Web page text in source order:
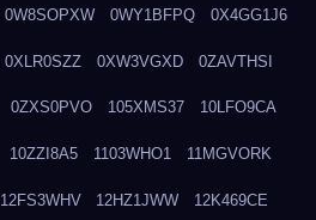
0W8SOPXW 0WY1BFPQ 0X4GG1J6
0XLR0SZZ 0XW3VGXD 0ZAVTHSI
0ZXS0PVO 105XMS37 10LFO9CA
10ZZI8A5 1103WHO1 11MGVORK
12FS3WHV 12HZ1JWW 12K469CE